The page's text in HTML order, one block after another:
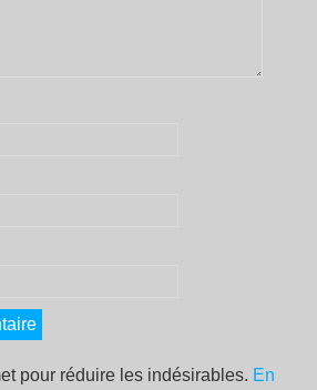
pour réduire les indésirables. En